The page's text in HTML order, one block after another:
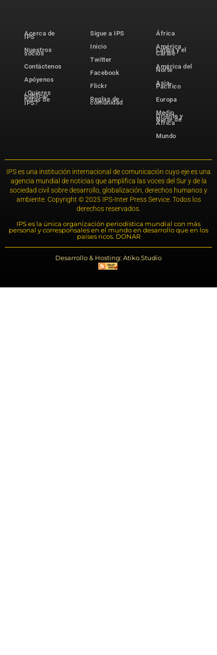
Acerca de
IPS
Nuestros
socios
Contáctenos
Apóyenos
¿Quieres
publicar
notas de
IPS?
Sigue a IPS
Inicio
Twitter
Facebook
Flickr
Reglas de
comunidad
África
América
Latina y el
Caribe
América del
Norte
Asia-
Pacífico
Europa
Medio
Oriente y
Norte de
África
Mundo
IPS es una institución internacional de comunicación cuyo eje es una
agencia mundial de noticias que amplifica las voces del Sur y de la
sociedad civil sobre desarrollo, globalización, derechos humanos y
ambiente. Copyright © 2025 IPS-Inter Press Service. Todos los
derechos reservados.
IPS es la única organización periodística mundial con más
personal y corresponsales en el mundo en desarrollo que en los
países ricos. DONAR
Desarrollo & Hosting: Atiko.Studio